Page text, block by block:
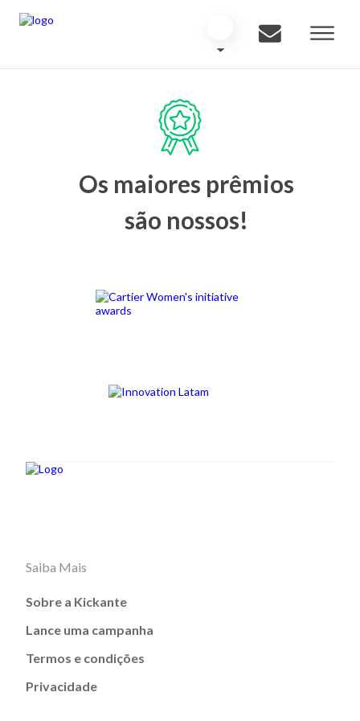
Os maiores prêmios
são nossos!
Saiba Mais
Sobre a Kickante
Lance uma campanha
Termos e condições
Privacidade